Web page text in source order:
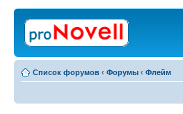
Список форумов ‹ Форумы ‹ Флейм